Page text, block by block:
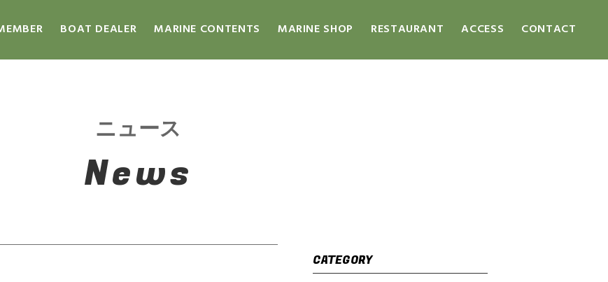
BOAT DEALER MARINE CONTENTS MARINE SHOP RESTAURANT ACCESS CONTACT
ニュース
News
CATEGORY